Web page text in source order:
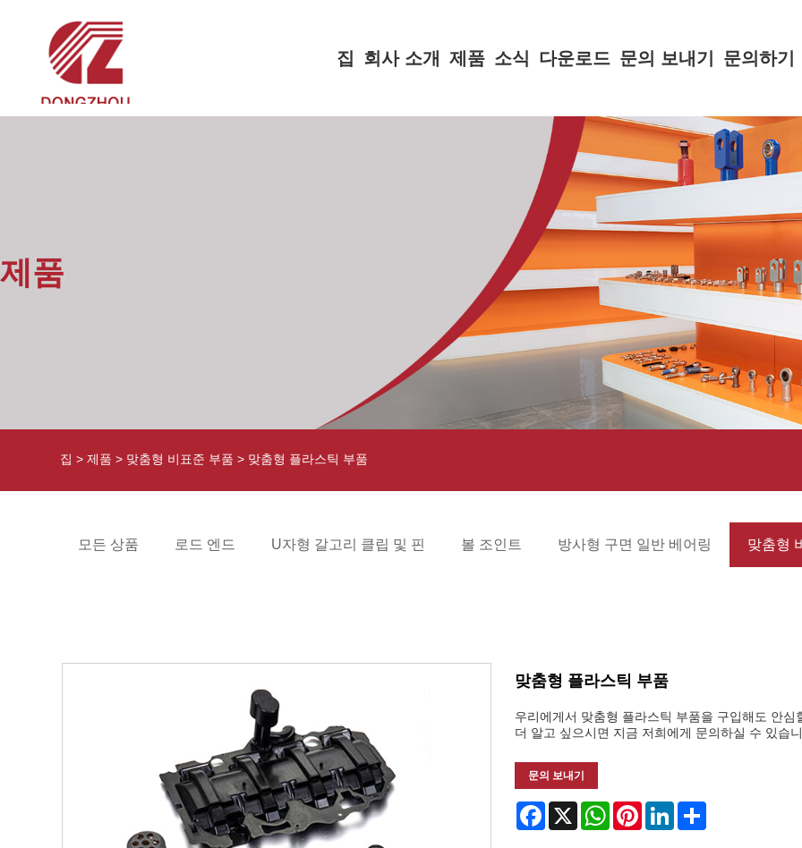
집 회사 소개 제품 소식 다운로드 문의 보내기 문의하기
제품
집 > 제품 > 맞춤형 비표준 부품 > 맞춤형 플라스틱 부품
모든 상품 로드 엔드 U자형 갈고리 클립 및 핀 볼 조인트 방사형 구면 일반 베어링 맞춤형
맞춤형 플라스틱 부품
우리에게서 맞춤형 플라스틱 부품을 구입해도 안
더 알고 싶으시면 지금 저희에게 문의하실 수 있습
문의 보내기
Facebook
X WhatsAppPinterestLinkedIn